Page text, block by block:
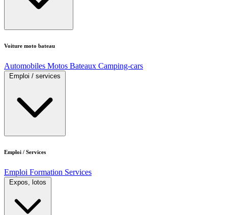
Voiture moto bateau
Automobiles Motos Bateaux Camping-cars
Emploi / services
Emploi / Services
Emploi Formation Services
Expos, lotos